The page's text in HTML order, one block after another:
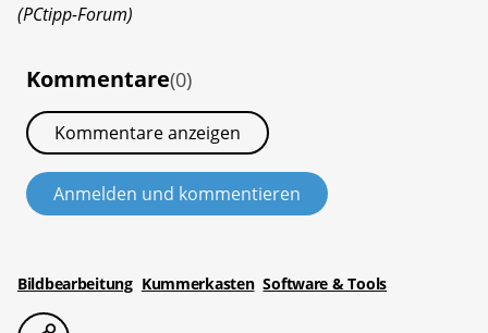
(PCtipp-Forum)
Kommentare(0)
Kommentare anzeigen
Anmelden und kommentieren
Bildbearbeitung Kummerkasten Software & Tools